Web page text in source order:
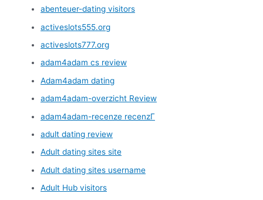
abenteuer-dating visitors
activeslots555.org
activeslots777.org
adam4adam cs review
Adam4adam dating
adam4adam-overzicht Review
adam4adam-recenze recenzГ­
adult dating review
Adult dating sites site
Adult dating sites username
Adult Hub visitors